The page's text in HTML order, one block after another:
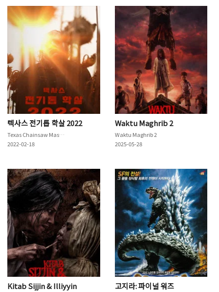
텍사스 전기톱 학살 2022
Texas Chainsaw Massacre
2022-02-18
Waktu Maghrib 2
Waktu Maghrib 2
2025-05-28
Kitab Sijjin & Illiyyin 고지라: 파이널 워즈